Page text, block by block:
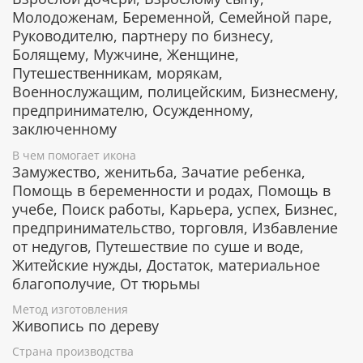
воинства.
Спасает от плена и даже от смерти.
Помогает невинно осужденным, находящимся
в заключении.
Гарантия подлинности
К каждому живописному образу прикладывается
номерное свидетельство, в котором подробно
расписана вся информация об иконе:
Имя художника,
Материалы, из которых она изготовлена,
Гарантия соответствия канонам Православной
Церкви.
Подарочная упаковка
Каждая икона размещается в красивой деревянной
Молодоженам, Беременной, Семейной паре,
Руководителю, партнеру по бизнесу,
Болящему, Мужчине, Женщине,
Путешественникам, морякам,
Военнослужащим, полицейским, Бизнесмену,
предпринимателю, Осужденному,
заключенному
В чем помогает икона
Замужество, женитьба, Зачатие ребенка,
Помощь в беременности и родах, Помощь в
учебе, Поиск работы, Карьера, успех, Бизнес,
предпринимательство, торговля, Избавление
от недугов, Путешествие по суше и воде,
Житейские нужды, Достаток, материальное
благополучие, От тюрьмы
Метод изготовления
Живопись по дереву
Страна производства